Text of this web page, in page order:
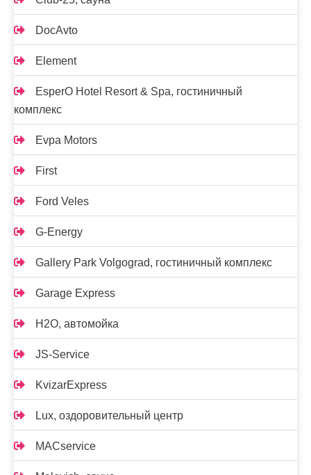
DocAvto
Element
EsperO Hotel Resort & Spa, гостиничный
комплекс
Evpa Motors
First
Ford Veles
G-Energy
Gallery Park Volgograd, гостиничный комплекс
Garage Express
H2O, автомойка
JS-Service
KvizarExpress
Lux, оздоровительный центр
MACservice